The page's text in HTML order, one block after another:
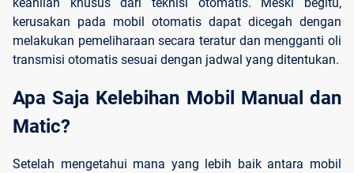
keahlian khusus dari teknisi otomatis. Meski begitu,
kerusakan pada mobil otomatis dapat dicegah dengan
melakukan pemeliharaan secara teratur dan mengganti oli
transmisi otomatis sesuai dengan jadwal yang ditentukan.
Apa Saja Kelebihan Mobil Manual dan
Matic?
Setelah mengetahui mana yang lebih baik antara mobil